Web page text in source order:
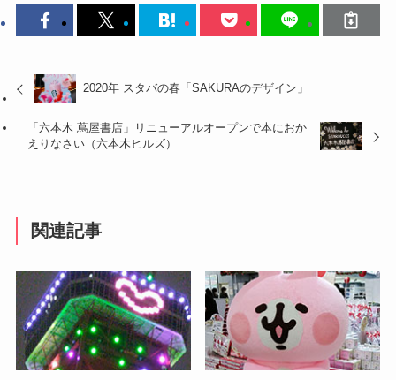
2020年 スタバの春「SAKURAのデザイン」
「六本木 蔦屋書店」リニューアルオープンで本におか
えりなさい（六本木ヒルズ）
関連記事